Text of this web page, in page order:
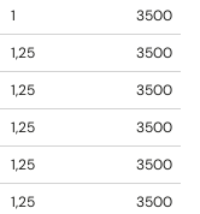
1
3500
1,25
3500
1,25
3500
1,25
3500
1,25
3500
1,25
3500